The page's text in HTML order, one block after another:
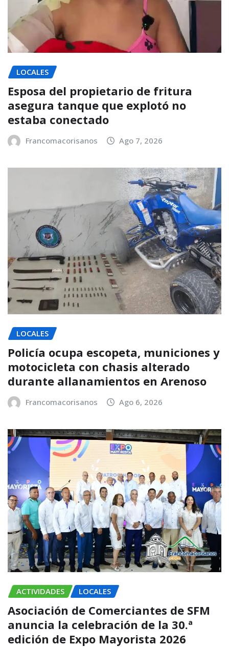
LOCALES
Esposa del propietario de fritura
asegura tanque que explotó no
estaba conectado
Francomacorisanos Ago 7, 2026
LOCALES
Policía ocupa escopeta, municiones y
motocicleta con chasis alterado
durante allanamientos en Arenoso
Francomacorisanos Ago 6, 2026
ACTIVIDADES LOCALES
Asociación de Comerciantes de SFM
anuncia la celebración de la 30.ª
edición de Expo Mayorista 2026